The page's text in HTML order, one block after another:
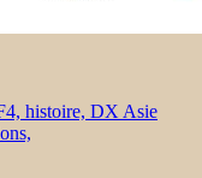
histoire, DX Asie